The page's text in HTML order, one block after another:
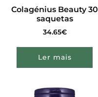
Colagénius Beauty 30
saquetas
34.65€
Ler mais